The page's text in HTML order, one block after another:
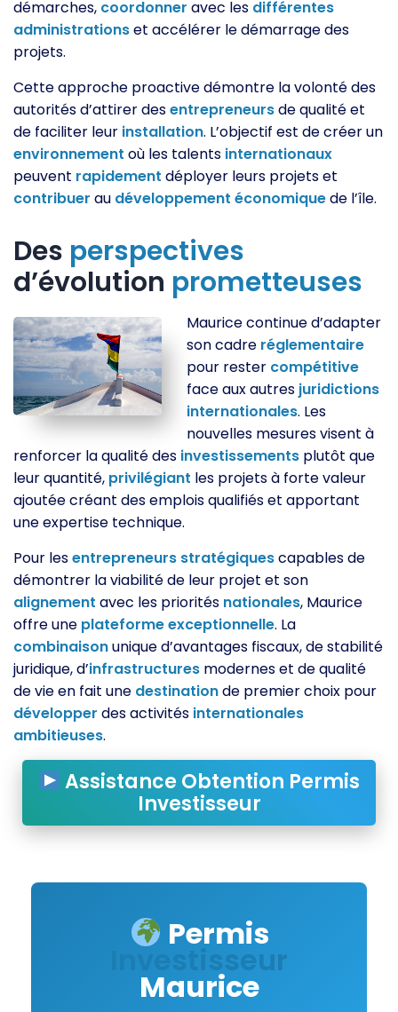
démarches, coordonner avec les différentes
administrationset accélérer le démarrage des
projets.
Cette approche proactive démontre la volonté des
autorités d’attirer desentrepreneursde qualité et
de faciliter leur installation. L’objectif est de créer un
environnement où les talents internationaux
peuvent rapidement déployer leurs projets et
contribuer au développement économiquede l’île.
Des perspectives
d’évolution prometteuses
Maurice continue d’adapter
son cadre réglementaire
pour rester compétitive
face aux autres juridictions
internationales. Les
nouvelles mesures visent à
renforcer la qualité des investissements plutôt que
leur quantité, privilégiant les projets à forte valeur
ajoutée créant des emplois qualifiés et apportant
une expertise technique.
Pour lesentrepreneurs stratégiquescapables de
démontrer la viabilité de leur projet et son
alignement avec les priorités nationales, Maurice
offre une plateformeexceptionnelle. La
combinaisonunique d’avantages fiscaux, de stabilité
juridique, d’infrastructures modernes et de qualité
de vie en fait une destinationde premier choix pour
développer des activités internationales
ambitieuses.
Assistance Obtention Permis
Investisseur
Permis
Investisseur
Maurice